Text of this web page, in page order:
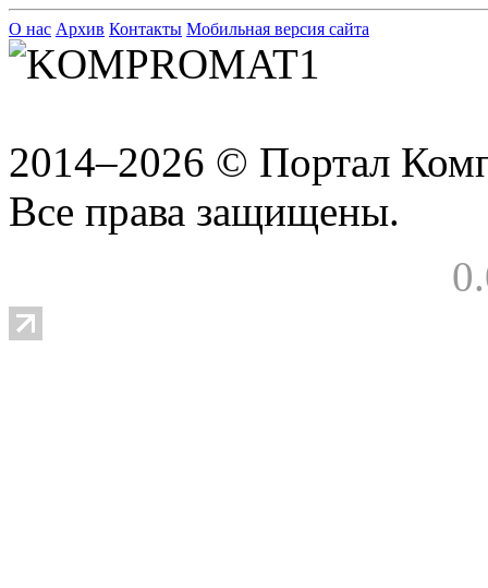
О нас Архив Контакты Мобильная версия сайта
2014–2026 © Портал
Все права защищены.